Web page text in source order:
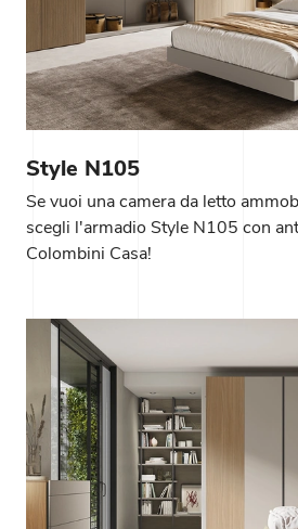
Style N105
Se vuoi una camera da letto
scegli l'armadio Style N105 con
Colombini Casa!